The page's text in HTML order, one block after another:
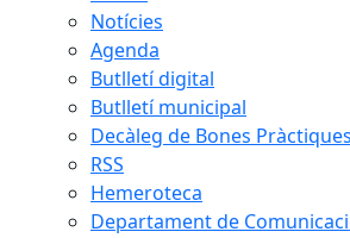
Notícies
Agenda
Butlletí digital
Butlletí municipal
Decàleg de Bones Pràctiques
RSS
Hemeroteca
Departament de